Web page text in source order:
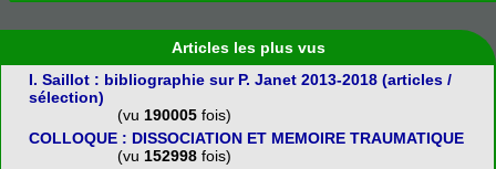
Articles les plus vus
I. Saillot : bibliographie sur P. Janet 2013-2018 (articles /
sélection)
(vu 190005 fois)
COLLOQUE : DISSOCIATION ET MEMOIRE TRAUMATIQUE
(vu 152998 fois)